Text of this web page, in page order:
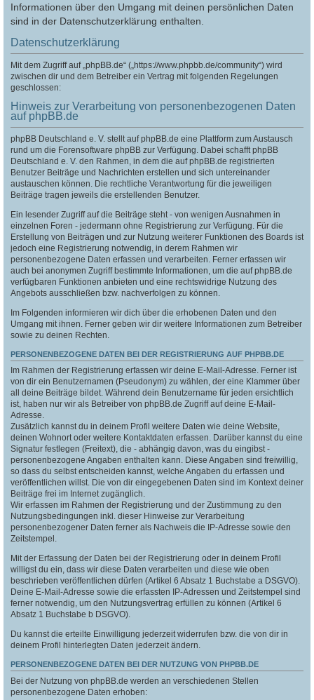
Informationen über den Umgang mit deinen persönlichen Daten
sind in der Datenschutzerklärung enthalten.
Datenschutzerklärung
Mit dem Zugriff auf „phpBB.de“ („https://www.phpbb.de/community“) wird
zwischen dir und dem Betreiber ein Vertrag mit folgenden Regelungen
geschlossen:
Hinweis zur Verarbeitung von personenbezogenen Daten
auf phpBB.de
phpBB Deutschland e. V. stellt auf phpBB.de eine Plattform zum Austausch
rund um die Forensoftware phpBB zur Verfügung. Dabei schafft phpBB
Deutschland e. V. den Rahmen, in dem die auf phpBB.de registrierten
Benutzer Beiträge und Nachrichten erstellen und sich untereinander
austauschen können. Die rechtliche Verantwortung für die jeweiligen
Beiträge tragen jeweils die erstellenden Benutzer.
Ein lesender Zugriff auf die Beiträge steht - von wenigen Ausnahmen in
einzelnen Foren - jedermann ohne Registrierung zur Verfügung. Für die
Erstellung von Beiträgen und zur Nutzung weiterer Funktionen des Boards ist
jedoch eine Registrierung notwendig, in derem Rahmen wir
personenbezogene Daten erfassen und verarbeiten. Ferner erfassen wir
auch bei anonymen Zugriff bestimmte Informationen, um die auf phpBB.de
verfügbaren Funktionen anbieten und eine rechtswidrige Nutzung des
Angebots ausschließen bzw. nachverfolgen zu können.
Im Folgenden informieren wir dich über die erhobenen Daten und den
Umgang mit ihnen. Ferner geben wir dir weitere Informationen zum Betreiber
sowie zu deinen Rechten.
PERSONENBEZOGENE DATEN BEI DER REGISTRIERUNG AUF PHPBB.DE
Im Rahmen der Registrierung erfassen wir deine E-Mail-Adresse. Ferner ist
von dir ein Benutzernamen (Pseudonym) zu wählen, der eine Klammer über
all deine Beiträge bildet. Während dein Benutzername für jeden ersichtlich
ist, haben nur wir als Betreiber von phpBB.de Zugriff auf deine E-Mail-
Adresse.
Zusätzlich kannst du in deinem Profil weitere Daten wie deine Website,
deinen Wohnort oder weitere Kontaktdaten erfassen. Darüber kannst du eine
Signatur festlegen (Freitext), die - abhängig davon, was du eingibst -
personenbezogene Angaben enthalten kann. Diese Angaben sind freiwillig,
so dass du selbst entscheiden kannst, welche Angaben du erfassen und
veröffentlichen willst. Die von dir eingegebenen Daten sind im Kontext deiner
Beiträge frei im Internet zugänglich.
Wir erfassen im Rahmen der Registrierung und der Zustimmung zu den
Nutzungsbedingungen inkl. dieser Hinweise zur Verarbeitung
personenbezogener Daten ferner als Nachweis die IP-Adresse sowie den
Zeitstempel.
Mit der Erfassung der Daten bei der Registrierung oder in deinem Profil
willigst du ein, dass wir diese Daten verarbeiten und diese wie oben
beschrieben veröffentlichen dürfen (Artikel 6 Absatz 1 Buchstabe a DSGVO).
Deine E-Mail-Adresse sowie die erfassten IP-Adressen und Zeitstempel sind
ferner notwendig, um den Nutzungsvertrag erfüllen zu können (Artikel 6
Absatz 1 Buchstabe b DSGVO).
Du kannst die erteilte Einwilligung jederzeit widerrufen bzw. die von dir in
deinem Profil hinterlegten Daten jederzeit ändern.
PERSONENBEZOGENE DATEN BEI DER NUTZUNG VON PHPBB.DE
Bei der Nutzung von phpBB.de werden an verschiedenen Stellen
personenbezogene Daten erhoben: